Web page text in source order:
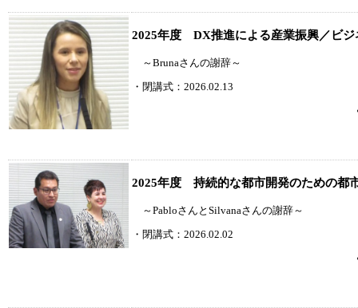
2025年度 DX推進による産業振興／ビジ
～Brunaさんの謝辞～
・閉講式：2026.02.13
2025年度 持続的な都市開発のための都
～PabloさんとSilvanaさんの謝辞～
・閉講式：2026.02.02